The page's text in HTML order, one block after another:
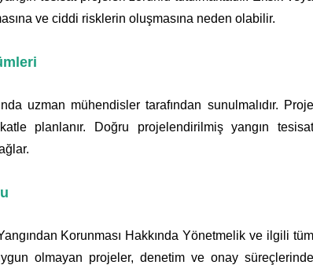
ve ciddi risklerin oluşmasına neden olabilir.
uzman mühendisler tarafından sunulmalıdır. Proje
planlanır. Doğru projelendirilmiş yangın tesisat
Korunması Hakkında Yönetmelik ve ilgili tüm
olmayan projeler, denetim ve onay süreçlerinde